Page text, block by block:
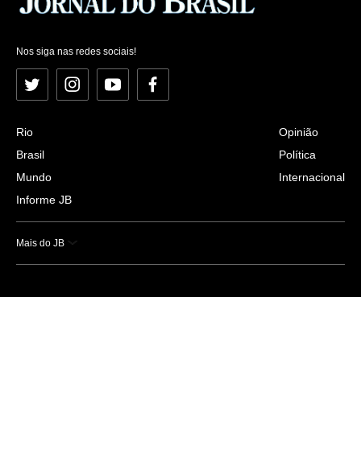
Nos siga nas redes sociais!
Twitter InstagramYouTubeFacebook
Rio
Brasil
Mundo
Informe JB
Opinião
Política
Internacional
Mais do JB
Esportes